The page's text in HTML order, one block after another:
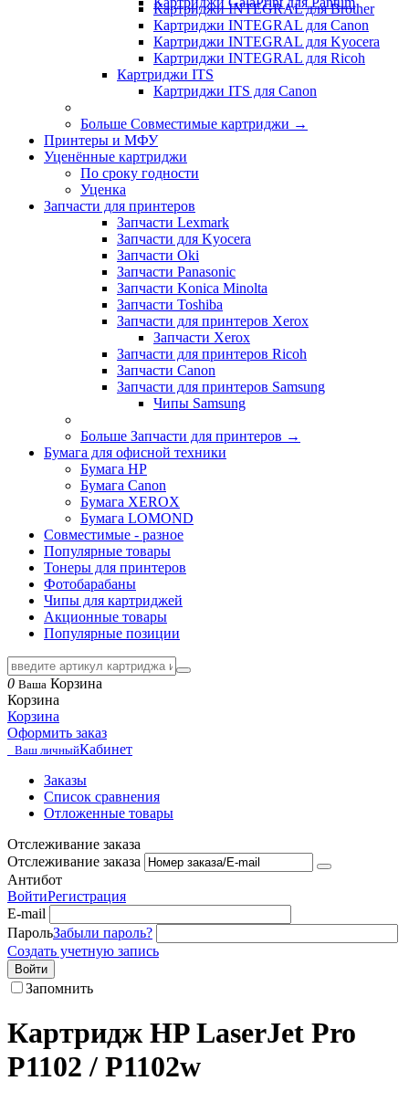
Картриджи INTEGRAL для Brother
Картриджи INTEGRAL для Canon
Картриджи INTEGRAL для Kyocera
Картриджи INTEGRAL для Ricoh
Картриджи ITS
Картриджи ITS для Canon
Больше Совместимые картриджи →
Принтеры и МФУ
Уценённые картриджи
По сроку годности
Уценка
Запчасти для принтеров
Запчасти Lexmark
Запчасти для Kyocera
Запчасти Oki
Запчасти Panasonic
Запчасти Koniсa Minolta
Запчасти Toshiba
Запчасти для принтеров Xerox
Запчасти Xerox
Запчасти для принтеров Ricoh
Запчасти Canon
Запчасти для принтеров Samsung
Чипы Samsung
Больше Запчасти для принтеров →
Бумага для офисной техники
Бумага HP
Бумага Canon
Бумага XEROX
Бумага LOMOND
Совместимые - разное
Популярные товары
Тонеры для принтеров
Фотобарабаны
Чипы для картриджей
Акционные товары
Популярные позиции
0 Ваша Корзина
Корзина
Корзина
Оформить заказ
Ваш личныйКабинет
Заказы
Список сравнения
Отложенные товары
Отслеживание заказа
Отслеживание заказа
Антибот
ВойтиРегистрация
E-mail
ПарольЗабыли пароль?
Создать учетную запись
Войти
Запомнить
Картридж HP LaserJet Pro
P1102 / P1102w